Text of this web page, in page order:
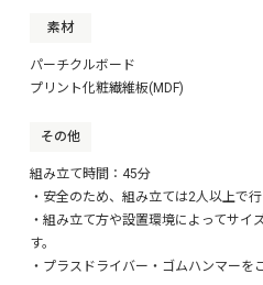
素材
パーチクルボード
プリント化粧繊維板(MDF)
その他
組み立て時間：45分
・安全のため、組み立ては2人以上で行
・組み立て方や設置環境によってサイ
す。
・プラスドライバー・ゴムハンマーを